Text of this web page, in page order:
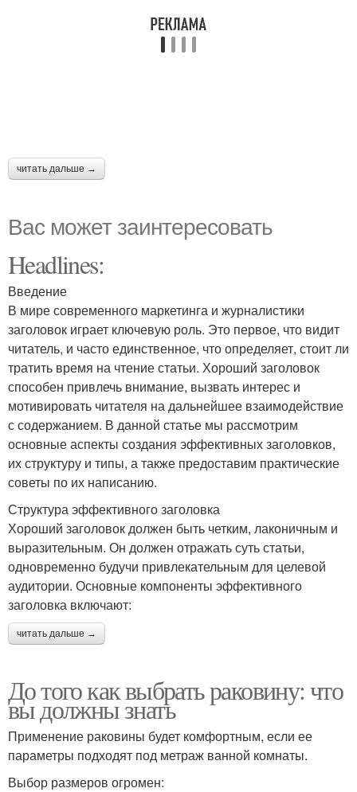
читать дальше →
Вас может заинтересовать
Headlines:
Введение
В мире современного маркетинга и журналистики
заголовок играет ключевую роль. Это первое, что видит
читатель, и часто единственное, что определяет, стоит ли
тратить время на чтение статьи. Хороший заголовок
способен привлечь внимание, вызвать интерес и
мотивировать читателя на дальнейшее взаимодействие
с содержанием. В данной статье мы рассмотрим
основные аспекты создания эффективных заголовков,
их структуру и типы, а также предоставим практические
советы по их написанию.
Структура эффективного заголовка
Хороший заголовок должен быть четким, лаконичным и
выразительным. Он должен отражать суть статьи,
одновременно будучи привлекательным для целевой
аудитории. Основные компоненты эффективного
заголовка включают:
читать дальше →
До того как выбрать раковину: что
вы должны знать
Применение раковины будет комфортным, если ее
параметры подходят под метраж ванной комнаты.
Выбор размеров огромен: